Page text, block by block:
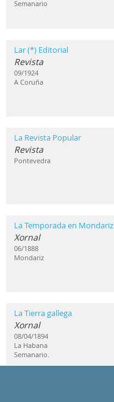
Semanario
Lar (*) Editorial
Revista
09/1924
A Coruña
La Revista Popular
Revista
Pontevedra
La Temporada en Mondariz
Xornal
06/1888
Mondariz
La Tierra gallega
Xornal
08/04/1894
La Habana
Semanario.